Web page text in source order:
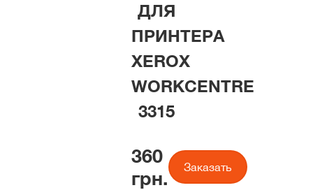
ДЛЯ
ПРИНТЕРА
XEROX
WORKCENTRE
3315
360
грн.
Заказать